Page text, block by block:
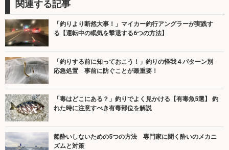
関連する記事
「釣りより断然大事！」マイカー釣行アングラーが実践す
る【運転中の眠気を撃退する6つの方法】
「釣りする前に知っておこう！」釣りの怪我４パターン別
応急処置 事前に防ぐことが最重要！
「毒はどこにある？」釣りでよく見かける【有毒魚5選】 釣
れた時に注意すべき有毒部位を解説
船酔いしないための5つの方法 専門家に聞く酔いのメカニ
ズムと対策